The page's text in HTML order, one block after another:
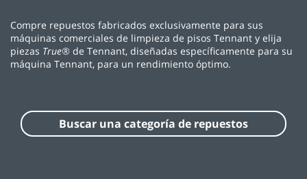
Compre repuestos fabricados exclusivamente para sus
máquinas comerciales de limpieza de pisos Tennant y elija
piezas True® de Tennant, diseñadas específicamente para su
máquina Tennant, para un rendimiento óptimo.
Buscar una categoría de repuestos